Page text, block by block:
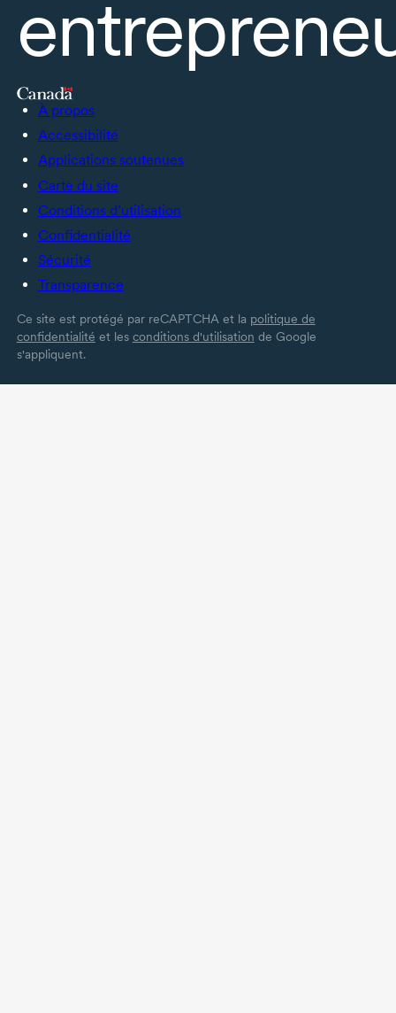
À propos
Accessibilité
Applications soutenues
Carte du site
Conditions d’utilisation
Confidentialité
Sécurité
Transparence
Ce site est protégé par reCAPTCHA et la politique de
confidentialité et les conditions d'utilisation de Google
s'appliquent.